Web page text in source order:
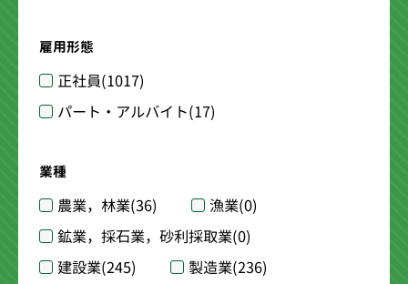
雇用形態
正社員(1017)
パート・アルバイト(17)
業種
農業，林業(36) 漁業(0)
鉱業，採石業，砂利採取業(0)
建設業(245) 製造業(236)